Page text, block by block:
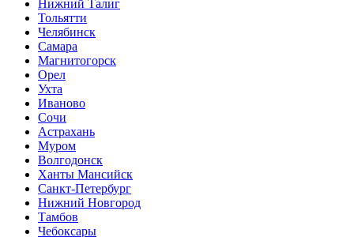
Нижний Талиг
Тольятти
Челябинск
Самара
Магнитогорск
Орел
Ухта
Иваново
Сочи
Астрахань
Муром
Волгодонск
Ханты Мансийск
Санкт-Петербург
Нижний Новгород
Тамбов
Чебоксары